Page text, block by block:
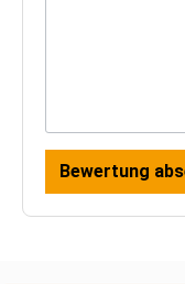
Bewertung